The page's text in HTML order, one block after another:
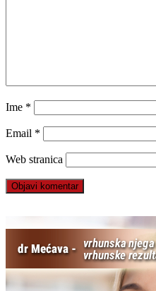
Ime *
Email *
Web stranica